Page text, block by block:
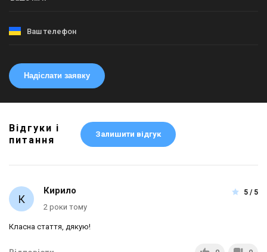
Надіслати заявку
Відгуки і
питання
Залишити відгук
5 / 5
Кирило
2 роки тому
Класна стаття, дякую!